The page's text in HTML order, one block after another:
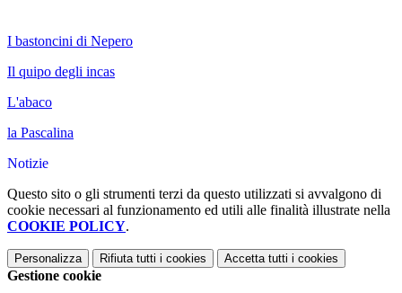
I bastoncini di Nepero
Il quipo degli incas
L'abaco
la Pascalina
Notizie
Questo sito o gli strumenti terzi da questo utilizzati si avvalgono di
cookie necessari al funzionamento ed utili alle finalità illustrate nella
COOKIE POLICY.
Personalizza Rifiuta tutti i cookies Accetta tutti i cookies
Gestione cookie